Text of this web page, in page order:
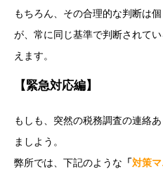
もちろん、その合理的な判断は
が、常に同じ基準で判断されて
えます。
【緊急対応編】
もしも、突然の税務調査の連絡
ましよう。
弊所では、下記のような 「対策